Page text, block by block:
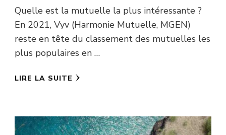
Quelle est la mutuelle la plus intéressante ?
En 2021, Vyv (Harmonie Mutuelle, MGEN)
reste en tête du classement des mutuelles les
plus populaires en …
LIRE LA SUITE